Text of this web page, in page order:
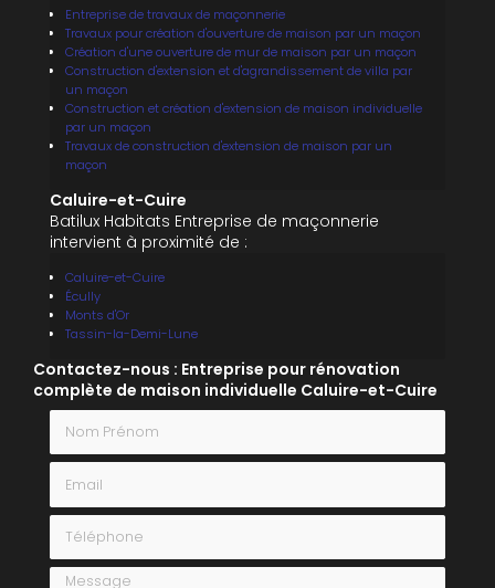
Entreprise de travaux de maçonnerie
Travaux pour création d'ouverture de maison par un maçon
Création d'une ouverture de mur de maison par un maçon
Construction d'extension et d'agrandissement de villa par
un maçon
Construction et création d'extension de maison individuelle
par un maçon
Travaux de construction d'extension de maison par un
maçon
Caluire-et-Cuire
Batilux Habitats Entreprise de maçonnerie
intervient à proximité de :
Caluire-et-Cuire
Écully
Monts d'Or
Tassin-la-Demi-Lune
Contactez-nous : Entreprise pour rénovation
complète de maison individuelle Caluire-et-Cuire
Nom Prénom
Email
Téléphone
Message